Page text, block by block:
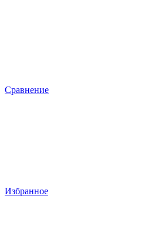
Сравнение
Избранное